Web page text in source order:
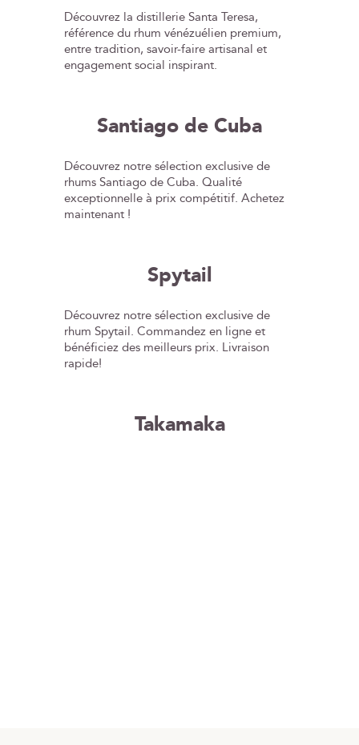
chêne américain ex-bourbon sous climat
tropical, puis affinés en foudres de Cognac
en France, ces rhums offrent une
profondeur aromatique remarquable et
une élégance rare. Portée par la maison
croisée des cultures, alliant puissance,
finesse et écoresponsabilité.
Découvrez la distillerie Santa Teresa,
référence du rhum vénézuélien premium,
entre tradition, savoir-faire artisanal et
engagement social inspirant.
Santiago de Cuba
Découvrez notre sélection exclusive de
rhums Santiago de Cuba. Qualité
exceptionnelle à prix compétitif. Achetez
maintenant !
Spytail
Découvrez notre sélection exclusive de
rhum Spytail. Commandez en ligne et
bénéficiez des meilleurs prix. Livraison
rapide!
Takamaka